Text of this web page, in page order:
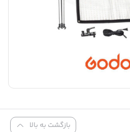
بازگشت به بالا